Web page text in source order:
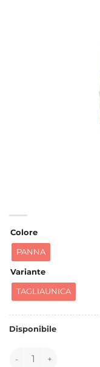
Colore
PANNA
Variante
TAGLIAUNICA
Disponibile
150390 quantità